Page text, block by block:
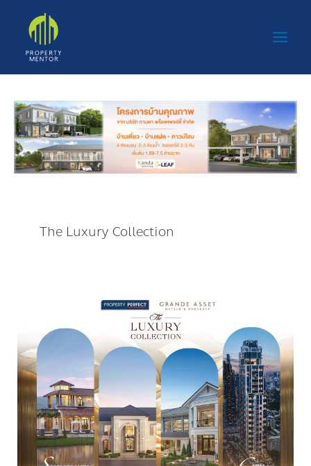
content
The Luxury Collection
แอ
ส
เสทฯ
จัด
โชว์